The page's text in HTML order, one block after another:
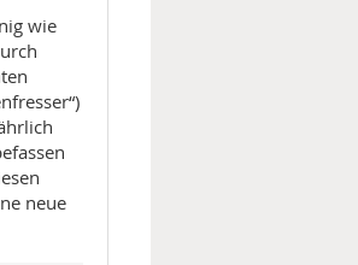
wie
neue